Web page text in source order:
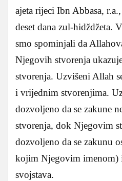
ajeta rijeci Ibn Abbasa,
deset dana zul-hidždžeta.
smo spominjali da
Njegovih stvorenja
stvorenja. Uzvišeni Allah
i vrijednim stvorenjima.
dozvoljeno da se zakune
stvorenja, dok Njegovim
dozvoljeno da se zakunu
kojim Njegovim
svojstava.